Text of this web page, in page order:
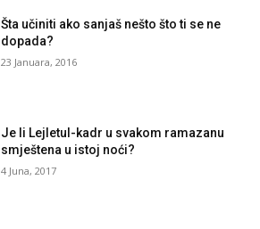
Šta učiniti ako sanjaš nešto što ti se ne
dopada?
23 Januara, 2016
Je li Lejletul-kadr u svakom ramazanu
smještena u istoj noći?
4 Juna, 2017